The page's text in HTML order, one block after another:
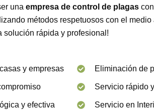
unaempresa de control de plagas
métodos respetuosos con el medio
solución rápida y profesional!
y empresas
y efectiva
Eliminación de
Servicio rápido
Servicio en